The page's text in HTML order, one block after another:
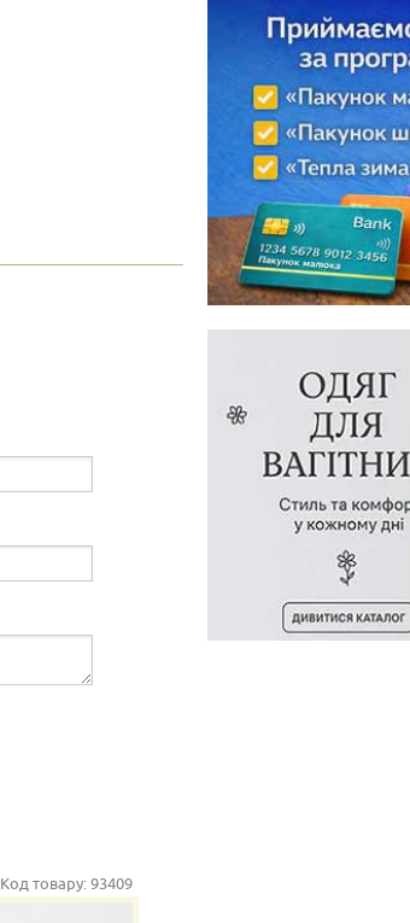
Код товару:93409